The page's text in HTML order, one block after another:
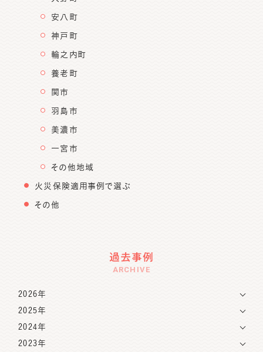
安八町
神戸町
輪之内町
養老町
関市
羽島市
美濃市
一宮市
その他地域
火災保険適用事例で選ぶ
その他
過去事例
ARCHIVE
2026年
2025年
2024年
2023年